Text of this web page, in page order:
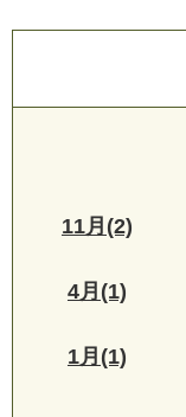
11月(2)
4月(1)
1月(1)